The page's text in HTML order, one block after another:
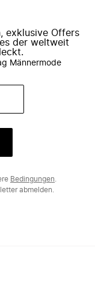
exklusive Offers
der weltweit
Männermode
Bedingungen
abmelden.